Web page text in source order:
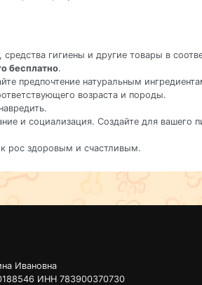
гигиены и другие товары в
бесплатно.
предпочтение натуральным
возраста и породы.
и социализация. Создайте для вашего
рос здоровым и счастливым.
Ивановна
ИНН 783900370730